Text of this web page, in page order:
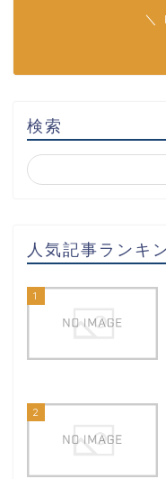
＼
検索
人気記事ランキ
1
2